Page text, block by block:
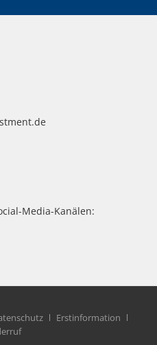
Media-Kanälen:
Erstinformation